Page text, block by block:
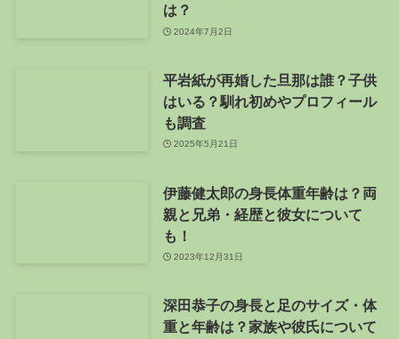
は？
2024年7月2日
平岩紙が再婚した旦那は誰？子供
はいる？馴れ初めやプロフィール
も調査
2025年5月21日
伊藤健太郎の身長体重年齢は？両
親と兄弟・経歴と彼女について
も！
2023年12月31日
深田恭子の身長と足のサイズ・体
重と年齢は？家族や彼氏について